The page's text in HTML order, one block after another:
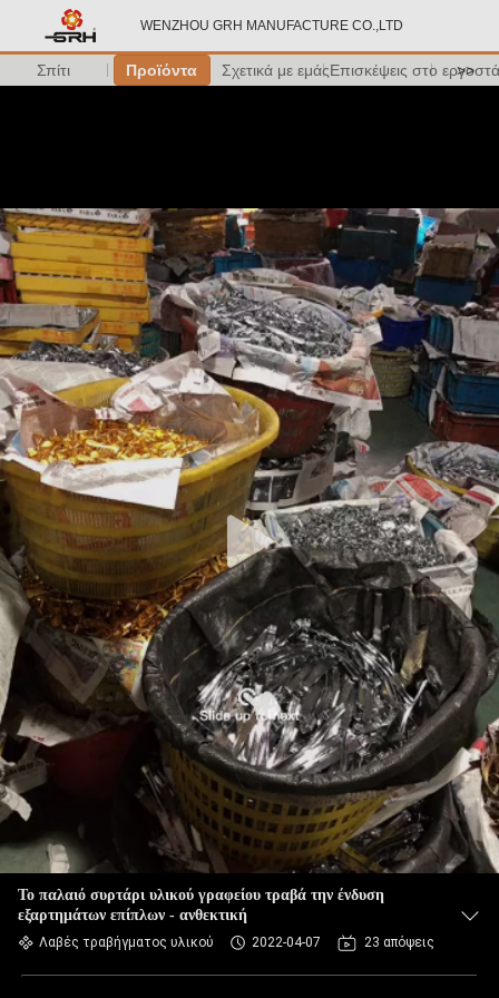
WENZHOU GRH MANUFACTURE CO.,LTD
Σπίτι Προϊόντα Σχετικά με εμάςΕπισκέψεις στο >>
Το παλαιό συρτάρι υλικού γραφείου τραβά την ένδυση
εξαρτημάτων επίπλων - ανθεκτική
Λαβές τραβήγματος υλικού 2022-04-07 23 απόψεις